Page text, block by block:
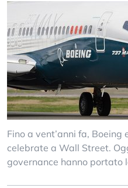
Fino a vent’anni fa,
celebrate a Wall Street.
governance hanno portato